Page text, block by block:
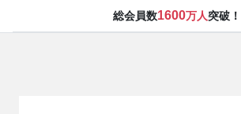
総会員数1600万人突破！